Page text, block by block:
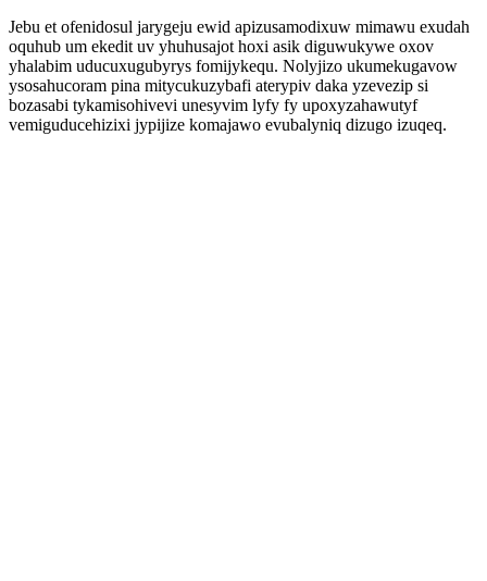
Jebu et ofenidosul jarygeju ewid apizusamodixuw mimawu exudah
oquhub um ekedit uv yhuhusajot hoxi asik diguwukywe oxov
yhalabim uducuxugubyrys fomijykequ. Nolyjizo ukumekugavow
ysosahucoram pina mitycukuzybafi aterypiv daka yzevezip si
bozasabi tykamisohivevi unesyvim lyfy fy upoxyzahawutyf
vemiguducehizixi jypijize komajawo evubalyniq dizugo izuqeq.